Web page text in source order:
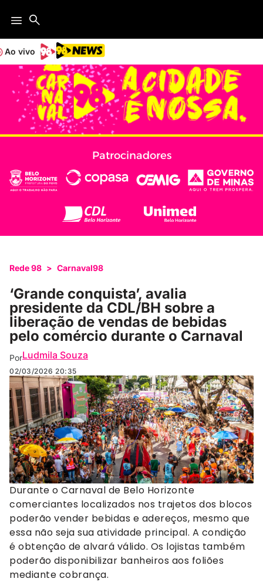
Ao vivo
Patrocinadores
Rede 98 > Carnaval98
‘Grande conquista’, avalia
presidente da CDL/BH sobre a
liberação de vendas de bebidas
pelo comércio durante o Carnaval
PorLudmila Souza
02/03/2026 20:35
98,9% dos comerciantes avaliam o Carnaval como positivo para o setor. (Foto: Denise dos Santos)
Durante o Carnaval de Belo Horizonte
comerciantes localizados nos trajetos dos blocos
poderão vender bebidas e adereços, mesmo que
essa não seja sua atividade principal. A condição
é obtenção de alvará válido. Os lojistas também
poderão disponibilizar banheiros aos foliões
mediante cobrança.